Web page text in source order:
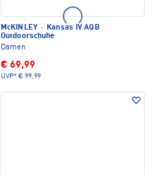
McKINLEY · Kansas IV AQB
Outdoorschuhe
Damen
€ 69,99
UVP* € 99,99